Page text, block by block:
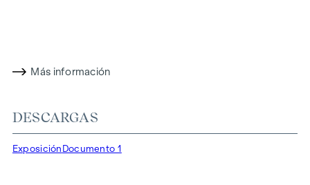
CON ATENCIÓN AL DETALLE
flexibles y equipamiento de alta calidad: finos suelos de
Más información
DESCARGAS
Exposición Documento 1